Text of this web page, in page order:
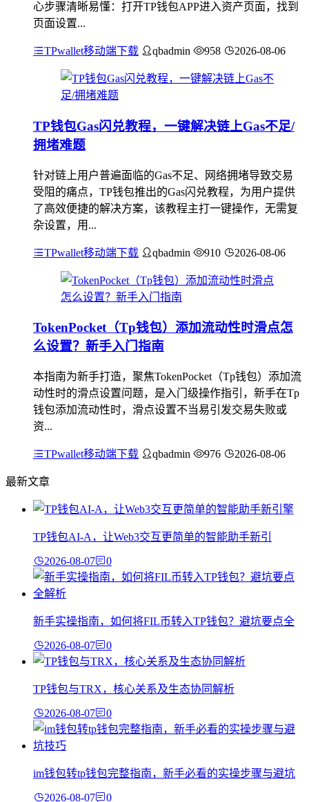
心步骤清晰易懂：打开TP钱包APP进入资产页面，找到
页面设置...
TPwallet移动端下载 qbadmin 958 2026-08-06
TP钱包Gas闪兑教程，一键解决链上Gas不足/
拥堵难题
针对链上用户普遍面临的Gas不足、网络拥堵导致交易
受阻的痛点，TP钱包推出的Gas闪兑教程，为用户提供
了高效便捷的解决方案，该教程主打一键操作，无需复
杂设置，用...
TPwallet移动端下载 qbadmin 910 2026-08-06
TokenPocket（Tp钱包）添加流动性时滑点怎
么设置？新手入门指南
本指南为新手打造，聚焦TokenPocket（Tp钱包）添加流
动性时的滑点设置问题，是入门级操作指引，新手在Tp
钱包添加流动性时，滑点设置不当易引发交易失败或
资...
TPwallet移动端下载 qbadmin 976 2026-08-06
最新文章
TP钱包AI-A，让Web3交互更简单的智能助手新引
2026-08-07 0
新手实操指南，如何将FIL币转入TP钱包？避坑要点全
2026-08-07 0
TP钱包与TRX，核心关系及生态协同解析
2026-08-07 0
im钱包转tp钱包完整指南，新手必看的实操步骤与避坑
2026-08-07 0